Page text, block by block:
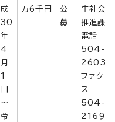
成
30
年
4
月
1
日
～
令
万6千円
公
募
生社会
推進課
電話
504-
2603
ファク
ス
504-
2169